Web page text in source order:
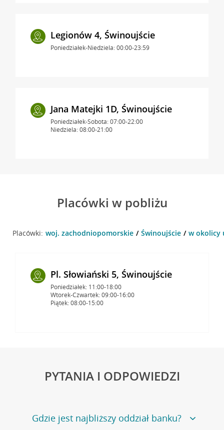
Legionów 4, Świnoujście
Poniedziałek-Niedziela: 00:00-23:59
Jana Matejki 1D, Świnoujście
Poniedziałek-Sobota: 07:00-22:00
Niedziela: 08:00-21:00
Placówki w pobliżu
Placówki: woj. zachodniopomorskie Świnoujście w okolicy
Pl. Słowiański 5, Świnoujście
Poniedziałek: 11:00-18:00
Wtorek-Czwartek: 09:00-16:00
Piątek: 08:00-15:00
PYTANIA I ODPOWIEDZI
Gdzie jest najbliższy oddział banku?